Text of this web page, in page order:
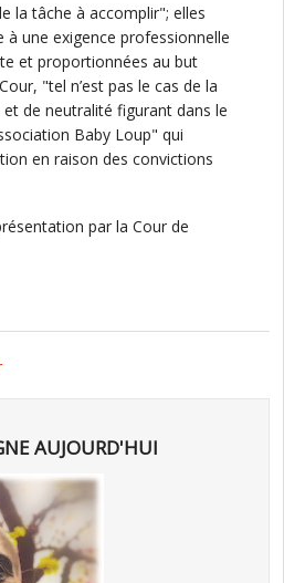
la tâche à accomplir"; elles
une exigence professionnelle
et proportionnées au but
"tel n’est pas le cas de la
de neutralité figurant dans le
Baby Loup" qui
en raison des convictions
par la Cour de
AUJOURD'HUI